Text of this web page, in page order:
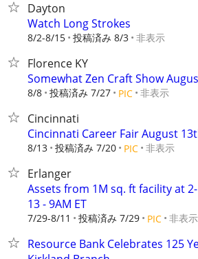
Dayton
Watch Long Strokes
8/2-8/15 投稿済み 8/3 非表示
Florence KY
Somewhat Zen Craft Show
8/8 投稿済み 7/27 PIC 非表示
Cincinnati
Cincinnati Career Fair August
8/13 投稿済み 7/20 PIC 非表示
Erlanger
Assets from 1M sq. ft facility at
13 - 9AM ET
7/29-8/11 投稿済み 7/29 PIC 非表示
Resource Bank Celebrates 125